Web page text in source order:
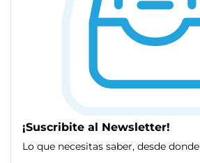
¡Suscribite al Newsletter!
Lo que necesitas saber, desde